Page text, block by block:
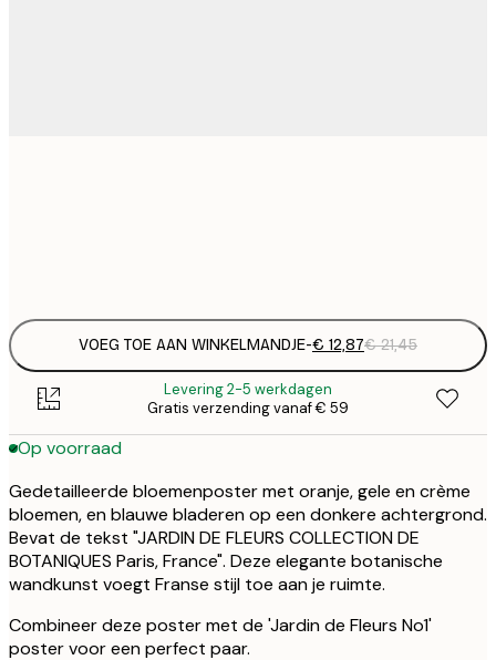
VOEG TOE AAN WINKELMANDJE-€ 12,87€ 21,45
Levering 2-5 werkdagen
Gratis verzending vanaf € 59
Op voorraad
Gedetailleerde bloemenposter met oranje, gele en crème
bloemen, en blauwe bladeren op een donkere achtergrond.
Bevat de tekst "JARDIN DE FLEURS COLLECTION DE
BOTANIQUES Paris, France". Deze elegante botanische
wandkunst voegt Franse stijl toe aan je ruimte.
Combineer deze poster met de 'Jardin de Fleurs No1'
poster voor een perfect paar.